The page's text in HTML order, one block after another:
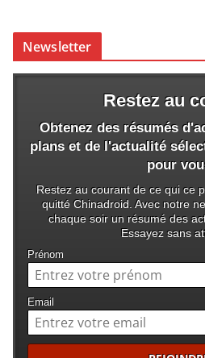
Newsletter
Restez au
Obtenez des résumés
plans et de l'actualité
pour
Restez au courant de ce qui ce
quitté Chinadroid. Avec notre
chaque soir un résumé des
Essayez sans
Prénom
Email